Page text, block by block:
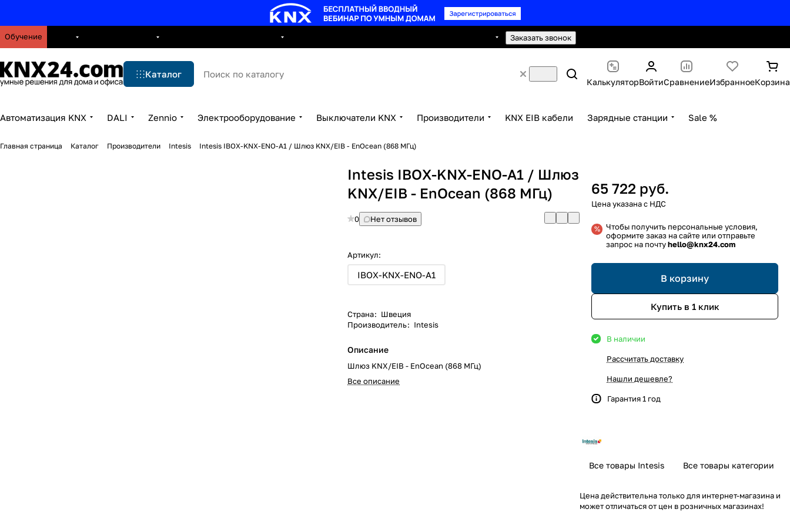
Обучение Заказать звонок
Каталог
КалькуляторВойтиСравнениеИзбранноеКорзина
Автоматизация KNX DALI Zennio Электрооборудование Выключатели KNX Производители KNX EIB кабели Зарядные станции Sale %
Главная страница Каталог Производители Intesis Intesis IBOX-KNX-ENO-A1 / Шлюз KNX/EIB - EnOcean (868 МГц)
Intesis IBOX-KNX-ENO-A1 / Шлюз
KNX/EIB - EnOcean (868 МГц)
0 Нет отзывов
Артикул:
IBOX-KNX-ENO-A1
Страна: Швеция
Производитель: Intesis
Описание
Шлюз KNX/EIB - EnOcean (868 МГц)
Все описание
65 722 руб.
Чтобы получить персональные условия,
оформите заказ на сайте или отправьте
запрос на почтуhello@knx24.com
В корзину
Купить в 1 клик
В наличии
Рассчитать доставку
Нашли дешевле?
Гарантия 1 год
Все товары Intesis Все товары категории
Цена действительна только для интернет-магазина и
может отличаться от цен в розничных магазинах!